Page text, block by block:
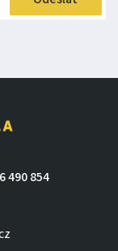
490 854